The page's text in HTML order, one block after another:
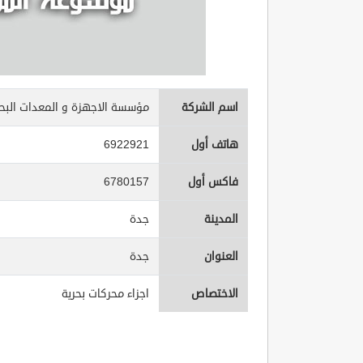
اسم الشركة مؤسسة الاجهزة و المعدات
هاتف أول 6922921
فاكس أول 6780157
المدينة جدة
العنوان جدة
الاختصاص اجزاء محركات بحرية